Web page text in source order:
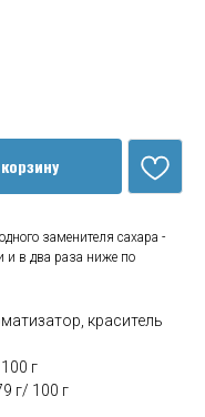
заменителя сахара -
и в два раза ниже по
краситель
г
г/ 100 г